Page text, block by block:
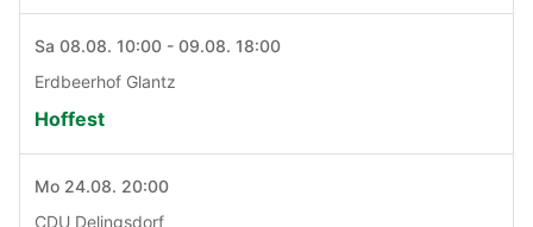
Sa 08.08. 10:00 - 09.08. 18:00
Erdbeerhof Glantz
Hoffest
Mo 24.08. 20:00
CDU Delingsdorf